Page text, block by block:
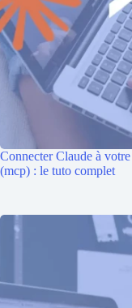
Connecter Claude à
(mcp) : le tuto complet